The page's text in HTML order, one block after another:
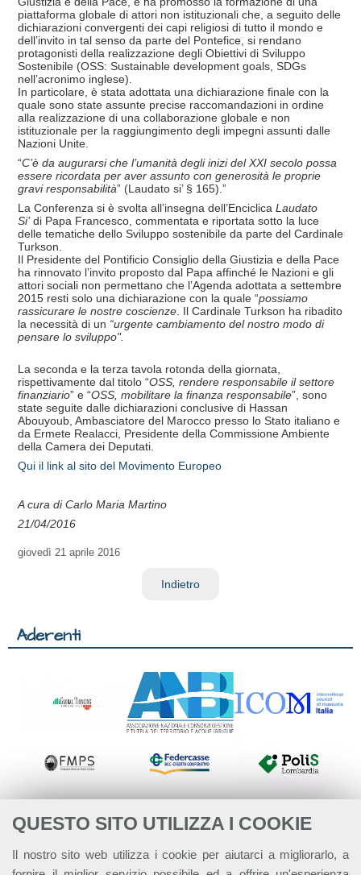
QUESTO SITO UTILIZZA I COOKIE
Il nostro sito web utilizza i cookie per aiutarci a migliorarlo, a
piattaforma globale di attori non istituzionali che, a seguito delle
dichiarazioni convergenti dei capi religiosi di tutto il mondo e
dell’invito in tal senso da parte del Pontefice, si rendano
protagonisti della realizzazione degli Obiettivi di Sviluppo
Sostenibile (OSS: Sustainable development goals, SDGs
nell’acronimo inglese).
In particolare, è stata adottata una dichiarazione finale con la
quale sono state assunte precise raccomandazioni in ordine
alla realizzazione di una collaborazione globale e non
istituzionale per la raggiungimento degli impegni assunti dalle
Nazioni Unite.
“C’è da augurarsi che l’umanità degli inizi del XXI secolo possa
essere ricordata per aver assunto con generosità le proprie
gravi responsabilità” (Laudato si’ § 165).”
La Conferenza si è svolta all’insegna dell’Enciclica Laudato
Si’di Papa Francesco, commentata e riportata sotto la luce
delle tematiche dello Sviluppo sostenibile da parte del Cardinale
Turkson.
Il Presidente del Pontificio Consiglio della Giustizia e della Pace
ha rinnovato l’invito proposto dal Papa affinché le Nazioni e gli
attori sociali non permettano che l’Agenda adottata a settembre
2015 resti solo una dichiarazione con la quale “possiamo
rassicurare le nostre coscienze . Il Cardinale Turkson ha ribadito
la necessità di un “urgente cambiamento del nostro modo di
pensare lo sviluppo".
La seconda e la terza tavola rotonda della giornata,
rispettivamente dal titolo “OSS, rendere responsabile il settore
finanziario” e “OSS, mobilitare la finanza responsabile”, sono
state seguite dalle dichiarazioni conclusive di Hassan
Abouyoub, Ambasciatore del Marocco presso lo Stato italiano e
da Ermete Realacci, Presidente della Commissione Ambiente
della Camera dei Deputati.
Qui il link al sito del Movimento Europeo
A cura di Carlo Maria Martino
21/04/2016
giovedì 21 aprile 2016
Indietro
Aderenti